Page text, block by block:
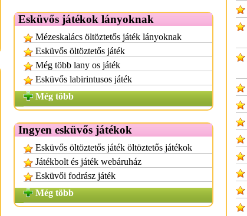
Esküvős játékok lányoknak
Mézeskalács öltöztetős játék lányoknak
Esküvős öltöztetős játék
Még több lany os játék
Esküvős labirintusos játék
Még több
Ingyen esküvős játékok
Esküvős öltöztetős játék öltöztetős játékok
Játékbolt és játék webáruház
Esküvői fodrász játék
Még több